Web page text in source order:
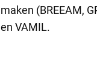
maken (BREEAM,
en VAMIL.